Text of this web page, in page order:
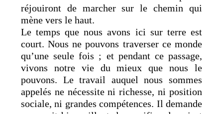
réjouiront de marcher sur le chemin qui
mène vers le haut.
Le temps que nous avons ici sur terre est
court. Nous ne pouvons traverser ce monde
qu’une seule fois ; et pendant ce passage,
vivons notre vie du mieux que nous le
pouvons. Le travail auquel nous sommes
appelés ne nécessite ni richesse, ni position
sociale, ni grandes compétences. Il demande